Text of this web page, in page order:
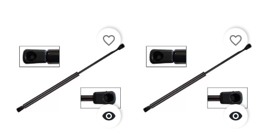

favorite_border

favorite_border